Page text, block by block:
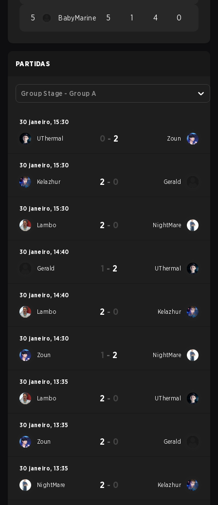
5 BabyMarine 5 1 4 0
PARTIDAS
Group Stage - Group A
30 janeiro, 15:30
UThermal 0 - 2 Zoun
30 janeiro, 15:30
Kelazhur 2 - 0 Gerald
30 janeiro, 15:30
Lambo 2 - 0 NightMare
30 janeiro, 14:40
Gerald 1 - 2 UThermal
30 janeiro, 14:40
Lambo 2 - 0 Kelazhur
30 janeiro, 14:30
Zoun 1 - 2 NightMare
30 janeiro, 13:35
Lambo 2 - 0 UThermal
30 janeiro, 13:35
Zoun 2 - 0 Gerald
30 janeiro, 13:35
NightMare 2 - 0 Kelazhur